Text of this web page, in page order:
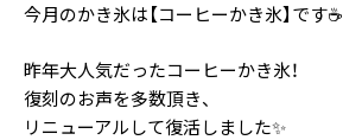
今月のかき氷は【コーヒーかき氷】です☕
昨年大人気だったコーヒーかき氷！
復刻のお声を多数頂き、
リニューアルして復活しました✨️